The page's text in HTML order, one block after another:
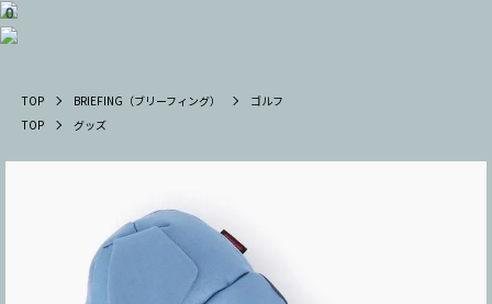
0
TOP BRIEFING（ブリーフィング）
ゴルフ
TOP
グッズ